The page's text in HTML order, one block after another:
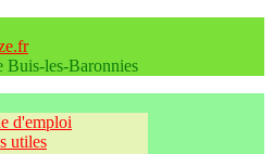
Buis-les-Baronnies
d'emploi
utiles